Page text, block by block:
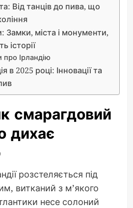
Від танців до пива, що
Замки, міста і монументи,
історії
про Ірландію
в 2025 році: Інновації та
смарагдовий
дихає
розстеляється під
витканий з м’якого
несе солоний